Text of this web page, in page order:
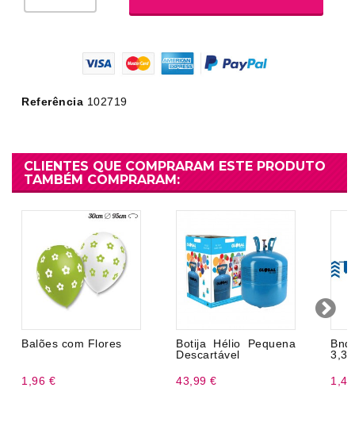
Referência 102719
CLIENTES QUE COMPRARAM ESTE PRODUTO
TAMBÉM COMPRARAM:
Balões com Flores
1,96 €
Botija Hélio Pequena
Descartável
43,99 €
3,3